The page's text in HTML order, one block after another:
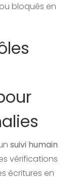
bloqués en
suivi humain
vérifications
écritures en